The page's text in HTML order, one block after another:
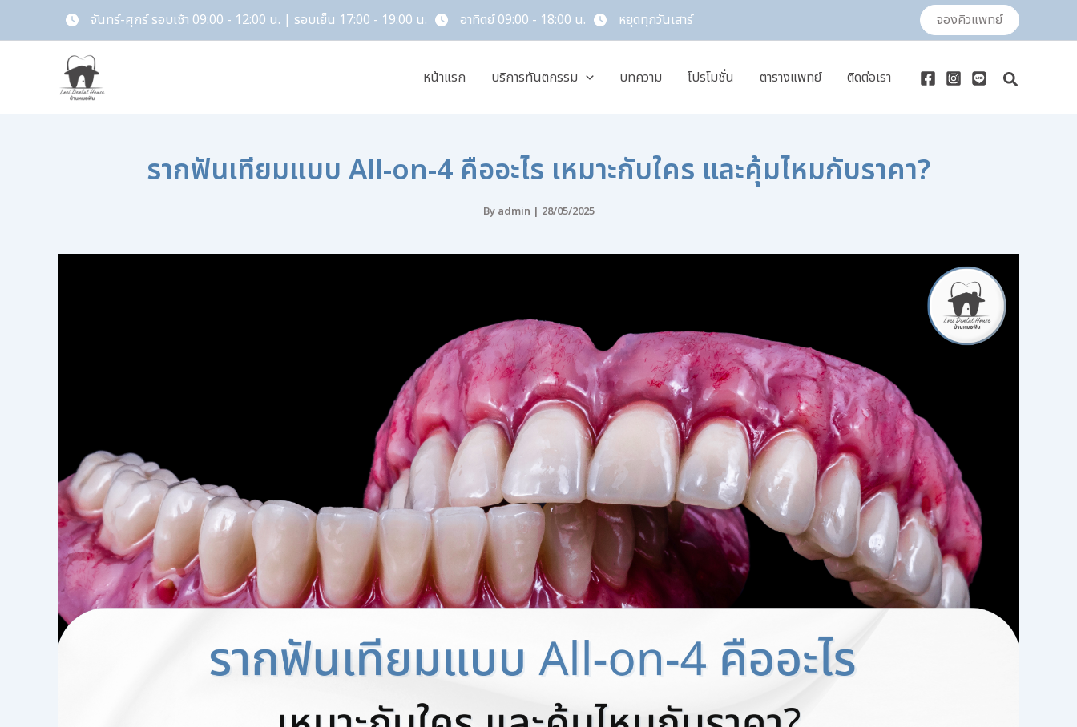
จันทร์-ศุกร์ รอบเช้า 09:00 - 12:00 น. | รอบเย็น 17:00 - 19:00 น. อาทิตย์ 09:00 - 18:00 น. หยุดทุกวันเสาร์ จองคิวแพทย์
หน้าแรก บริการทันตกรรม บทความ โปรโมชั่น ตารางแพทย์ ติดต่อเรา Search
รากฟันเทียมแบบ All-on-4 คืออะไร เหมาะกับใคร และคุ้มไหมกับราคา?
By admin | 28/05/2025